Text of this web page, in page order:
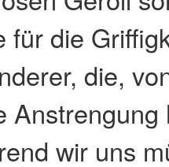
für die
die,
wir uns